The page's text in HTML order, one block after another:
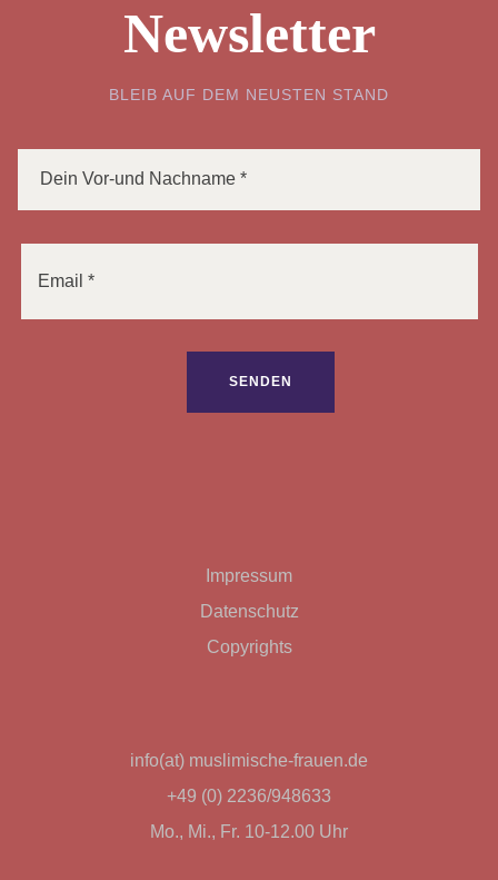
Newsletter
BLEIB AUF DEM NEUSTEN STAND
Impressum
Datenschutz
Copyrights
info(at) muslimische-frauen.de
+49 (0) 2236/948633
Mo., Mi., Fr. 10-12.00 Uhr